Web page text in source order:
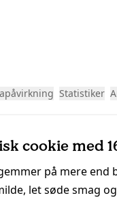
Statistiker
cookie med
på mere end
let søde smag